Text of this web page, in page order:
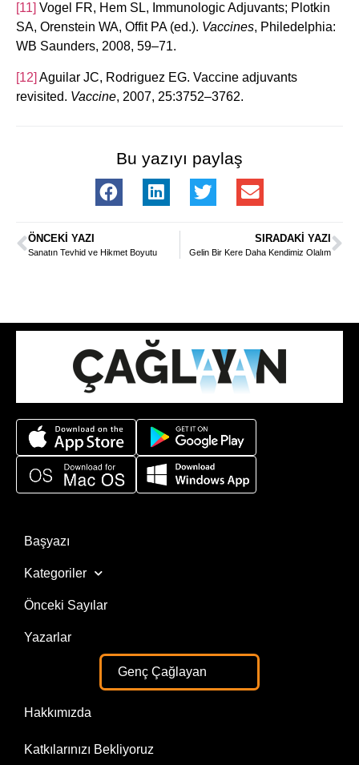
[11] Vogel FR, Hem SL, Immunologic Adjuvants; Plotkin
SA, Orenstein WA, Offit PA (ed.). Vaccines, Philedelphia:
WB Saunders, 2008, 59–71.
[12] Aguilar JC, Rodriguez EG. Vaccine adjuvants
revisited. Vaccine, 2007, 25:3752–3762.
Bu yazıyı paylaş
ÖNCEKI YAZI
Sanatın Tevhid ve Hikmet Boyutu
SIRADAKI YAZI
Gelin Bir Kere Daha Kendimiz Olalım
Başyazı
Kategoriler
Önceki Sayılar
Yazarlar
Genç Çağlayan
Hakkımızda
Katkılarınızı Bekliyoruz